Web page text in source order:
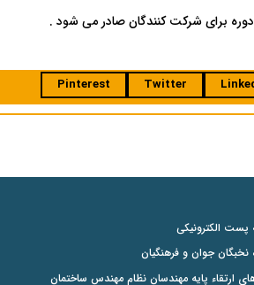
برای شرکت کنندگان صادر می شود .
Twitter
Pinterest
پست الکترونیکی
نخبگان جوان و فرهنگیان
ارتقاء پایه مهندسان نظام مهندس ساختمان